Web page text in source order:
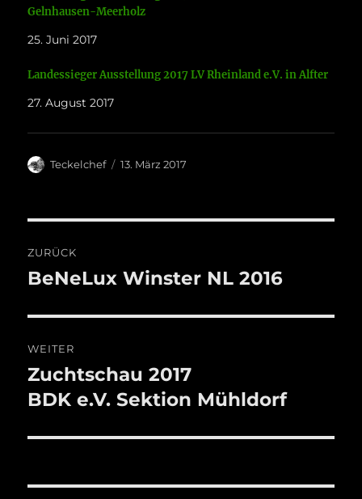
Gelnhausen-Meerholz
25. Juni 2017
Landessieger Ausstellung 2017 LV Rheinland e.V. in Alfter
27. August 2017
Autor
Teckelchef
Veröffentlicht
13. März 2017
ZURÜCK
Vorheriger
BeNeLux Winster NL 2016
WEITER
Nächster
Beitrag:
Zuchtschau 2017
BDK e.V. Sektion Mühldorf